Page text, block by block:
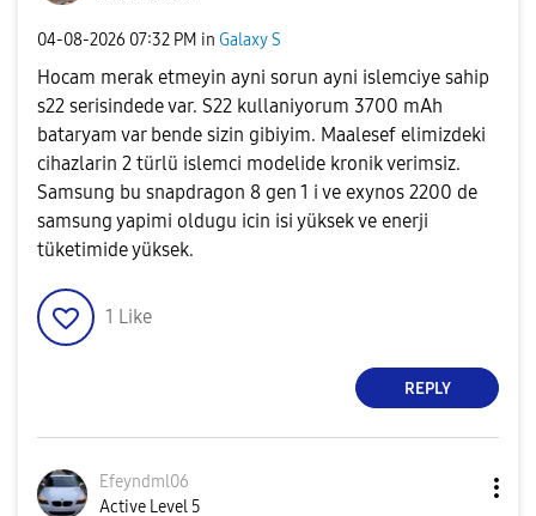
‎04-08-2026 07:32 PM in Galaxy S
Hocam merak etmeyin ayni sorun ayni islemciye sahip
s22 serisindede var. S22 kullaniyorum 3700 mAh
bataryam var bende sizin gibiyim. Maalesef elimizdeki
cihazlarin 2 türlü islemci modelide kronik verimsiz.
Samsung bu snapdragon 8 gen 1 i ve exynos 2200 de
samsung yapimi oldugu icin isi yüksek ve enerji
tüketimide yüksek.
1 Like
REPLY
Efeyndml06
Active Level 5